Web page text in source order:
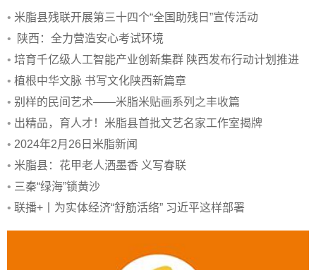
• 米脂县残联开展第三十四个“全国助残日”宣传活动
•
陕西：全力营造安心考试环境
• 培育千亿级人工智能产业创新集群 陕西发布行动计划推进
五大工程
• 植根中华文脉 书写文化陕西新篇章
• 别样的民间艺术——米脂米贴画系列之丰收篇
• 出精品，育人才！米脂县首批文艺名家工作室揭牌
• 2024年2月26日米脂新闻
• 米脂县：花甲老人洒墨香 义写春联
• 三秦“绿海”锁黄沙
• 联播+丨为实体经济“舒筋活络” 习近平这样部署